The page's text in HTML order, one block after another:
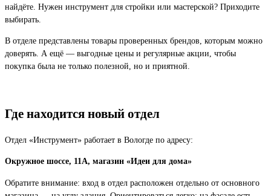
найдёте. Нужен инструмент для стройки или мастерской? Приходите
выбирать.
В отделе представлены товары проверенных брендов, которым можно
доверять. А ещё — выгодные цены и регулярные акции, чтобы
покупка была не только полезной, но и приятной.
Где находится новый отдел
Отдел «Инструмент» работает в Вологде по адресу:
Окружное шоссе, 11А, магазин «Идеи для дома»
Обратите внимание: вход в отдел расположен отдельно от основного